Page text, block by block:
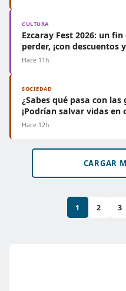
CULTURA
Ezcaray Fest 2026: un
perder, ¡con descuentos
Hace 11h
SOCIEDAD
¿Sabes qué pasa con las
¡Podrían salvar vidas en
Hace 12h
CARGAR
1 2 3